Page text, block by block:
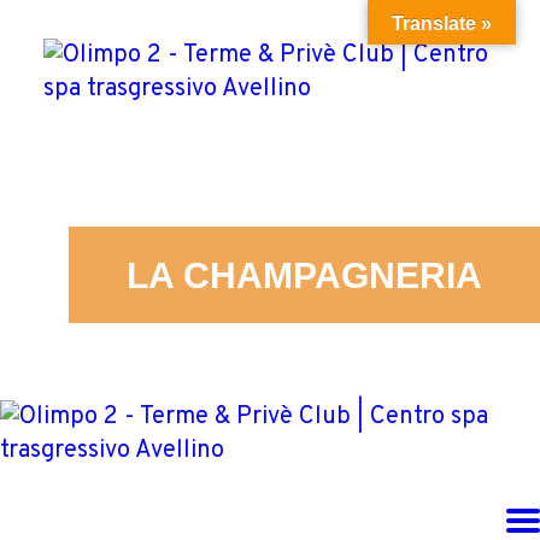
LA CHAMPAGNERIA
HOME
ISCRIZIONE
EVENTI
GALLERIA
CONTATTI
Translate »